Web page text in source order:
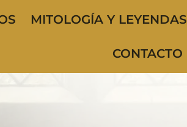
MITOLOGÍA Y LEYENDAS
CONTACTO